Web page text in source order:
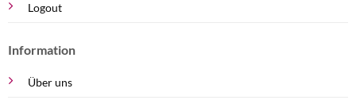
Logout
Information
Über uns